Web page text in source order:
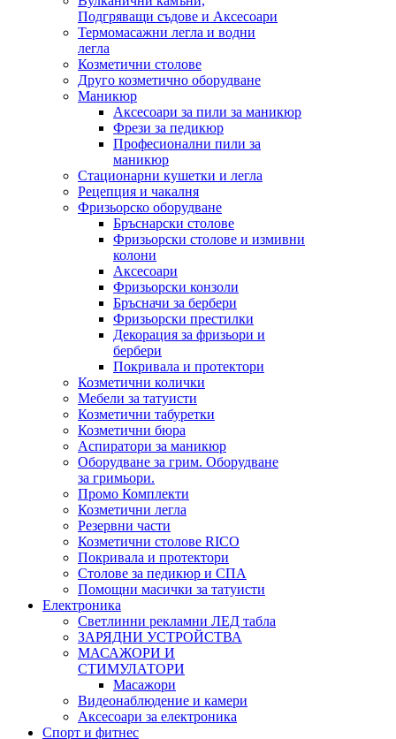
Подгряващи съдове и Аксесоари
Термомасажни легла и водни
легла
Козметични столове
Друго козметично оборудване
Маникюр
Аксесоари за пили за маникюр
Фрези за педикюр
Професионални пили за
маникюр
Стационарни кушетки и легла
Рецепция и чакалня
Фризьорско оборудване
Бръснарски столове
Фризьорски столове и измивни
колони
Аксесоари
Фризьорски конзоли
Бръсначи за бербери
Фризьорски престилки
Декорация за фризьори и
бербери
Покривала и протектори
Козметични колички
Мебели за татуисти
Козметични табуретки
Козметични бюра
Аспиратори за маникюр
Оборудване за грим. Оборудване
за гримьори.
Промо Комплекти
Козметични легла
Резервни части
Козметични столове RICO
Покривала и протектори
Столове за педикюр и СПА
Помощни масички за татуисти
Електроника
Светлинни рекламни ЛЕД табла
ЗАРЯДНИ УСТРОЙСТВА
МАСАЖОРИ И
СТИМУЛАТОРИ
Масажори
Видеонаблюдение и камери
Аксесоари за електроника
Спорт и фитнес